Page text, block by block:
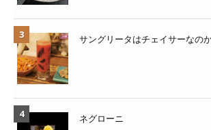
サングリータはチェイサーなの
ネグローニ